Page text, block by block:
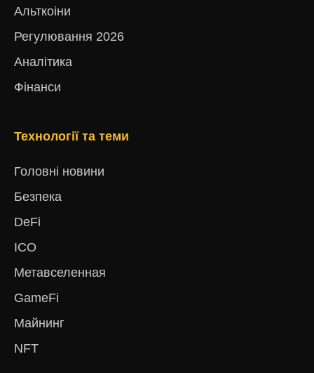
Альткоіни
Регулювання 2026
Аналітика
Фінанси
Технології та теми
Головні новини
Безпека
DeFi
ICO
Метавселенная
GameFi
Майнинг
NFT